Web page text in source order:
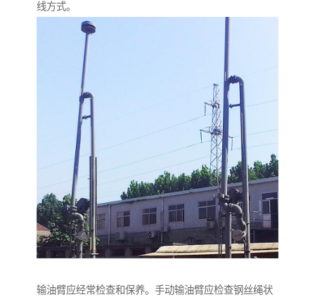
线方式。
输油臂应经常检查和保养。手动输油臂应检查钢丝绳状